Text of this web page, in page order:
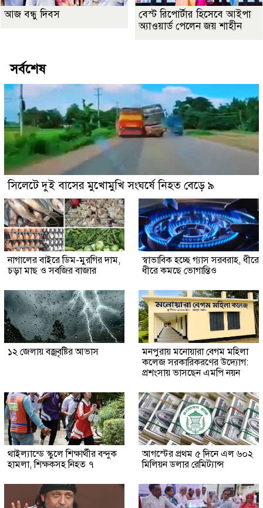
আজ বন্ধু দিবস
বেস্ট রিপোর্টার হিসেবে আইপা
অ্যাওয়ার্ড পেলেন জয় শাহীন
সর্বশেষ
সিলেটে দুই বাসের মুখোমুখি সংঘর্ষে নিহত বেড়ে ৯
নাগালের বাইরে ডিম-মুরগির দাম,
চড়া মাছ ও সবজির বাজার
স্বাভাবিক হচ্ছে গ্যাস সরবরাহ, ধীরে
ধীরে কমছে ভোগান্তিও
১২ জেলায় বজ্রবৃষ্টির আভাস
মনপুরায় মনোয়ারা বেগম মহিলা
কলেজ সরকারিকরণের উদ্যোগ:
প্রশংসায় ভাসছেন এমপি নয়ন
থাইল্যান্ডে স্কুলে শিক্ষার্থীর বন্দুক
হামলা, শিক্ষকসহ নিহত ৭
আগস্টের প্রথম ৫ দিনে এল ৬০২
মিলিয়ন ডলার রেমিট্যান্স